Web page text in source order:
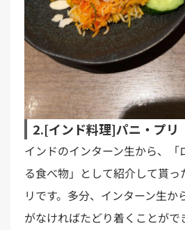
2.[インド料理]パニ・プリ
インドのインターン生から、「
る食べ物」として紹介して貰
リです。多分、インターン生か
がなければたどり着くことが